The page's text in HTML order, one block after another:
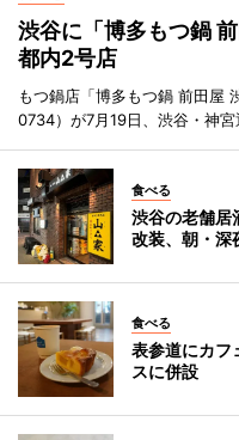
渋谷に「博多もつ鍋
都内2号店
もつ鍋店「博多もつ鍋 前田屋
0734）が7月19日、渋谷・神宮
食べる
渋谷の老舗
改装、朝・深
食べる
表参道にカ
スに併設